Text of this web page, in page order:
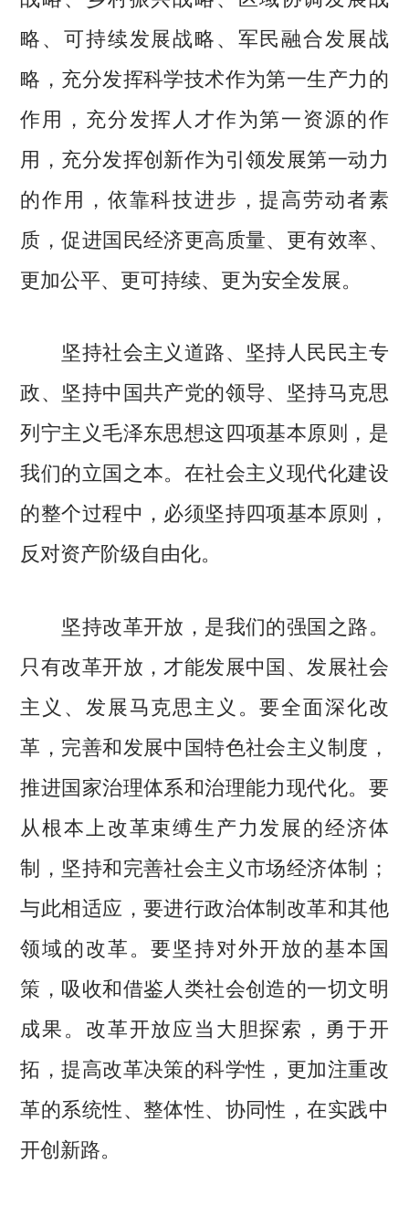
略、可持续发展战略、军民融合发展战
略，充分发挥科学技术作为第一生产力的
作用，充分发挥人才作为第一资源的作
用，充分发挥创新作为引领发展第一动力
的作用，依靠科技进步，提高劳动者素
质，促进国民经济更高质量、更有效率、
更加公平、更可持续、更为安全发展。
坚持社会主义道路、坚持人民民主专
政、坚持中国共产党的领导、坚持马克思
列宁主义毛泽东思想这四项基本原则，是
我们的立国之本。在社会主义现代化建设
的整个过程中，必须坚持四项基本原则，
反对资产阶级自由化。
坚持改革开放，是我们的强国之路。
只有改革开放，才能发展中国、发展社会
主义、发展马克思主义。要全面深化改
革，完善和发展中国特色社会主义制度，
推进国家治理体系和治理能力现代化。要
从根本上改革束缚生产力发展的经济体
制，坚持和完善社会主义市场经济体制；
与此相适应，要进行政治体制改革和其他
领域的改革。要坚持对外开放的基本国
策，吸收和借鉴人类社会创造的一切文明
成果。改革开放应当大胆探索，勇于开
拓，提高改革决策的科学性，更加注重改
革的系统性、整体性、协同性，在实践中
开创新路。